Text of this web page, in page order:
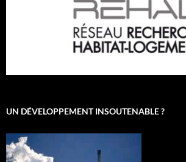
UN DÉVELOPPEMENT INSOUTENABLE ?